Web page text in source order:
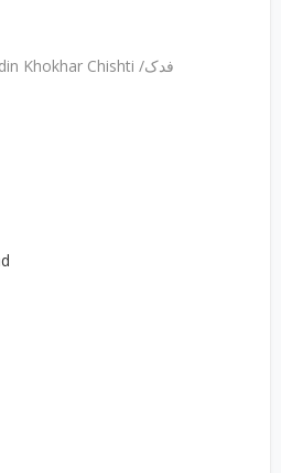
Fadak By Allama Ghulam Mustafa Bin Ahmad Uddin Khokhar Chishti /فدک